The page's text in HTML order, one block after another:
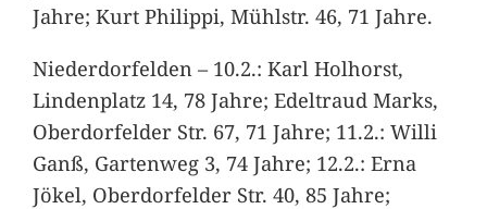
Jahre; Kurt Philippi, Mühlstr. 46, 71 Jahre.
Niederdorfelden – 10.2.: Karl Holhorst,
Lindenplatz 14, 78 Jahre; Edeltraud Marks,
Oberdorfelder Str. 67, 71 Jahre; 11.2.: Willi
Ganß, Gartenweg 3, 74 Jahre; 12.2.: Erna
Jökel, Oberdorfelder Str. 40, 85 Jahre;